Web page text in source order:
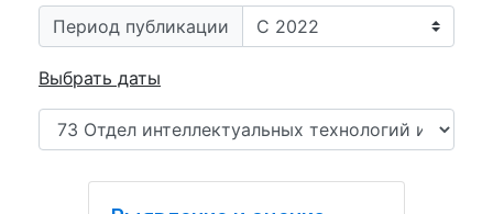
Период публикации
Выбрать даты